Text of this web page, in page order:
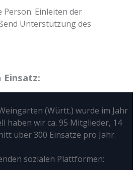
Einleiten der
Unterstützung des
(Württ.) wurde im Jahr
haben wir ca. 95 Mitglieder, 14
über 300 Einsätze pro Jahr.
sozialen Plattformen: